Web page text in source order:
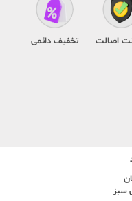
اصالت تخفیف دائمی
سبز